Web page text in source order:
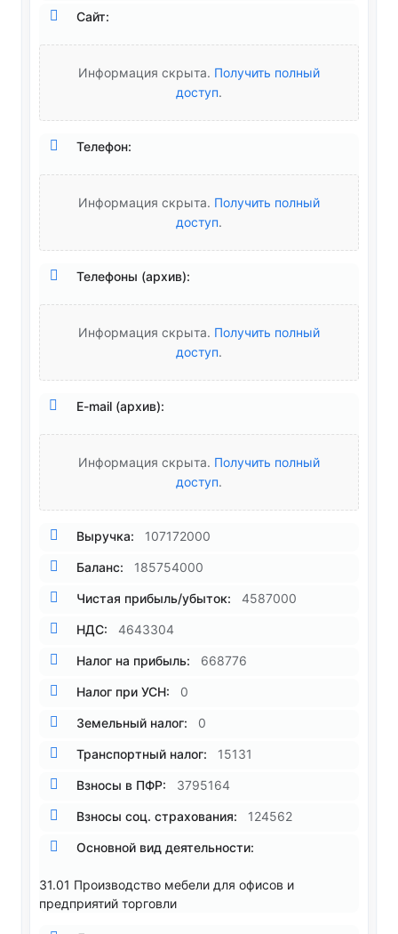
Сайт:
Информация скрыта. Получить полный
доступ.
Телефон:
Информация скрыта. Получить полный
доступ.
Телефоны (архив):
Информация скрыта. Получить полный
доступ.
E-mail (архив):
Информация скрыта. Получить полный
доступ.
Выручка: 107172000
Баланс: 185754000
Чистая прибыль/убыток: 4587000
НДС: 4643304
Налог на прибыль: 668776
Налог при УСН: 0
Земельный налог: 0
Транспортный налог: 15131
Взносы в ПФР: 3795164
Взносы соц. страхования: 124562
Основной вид деятельности:
31.01 Производство мебели для офисов и
предприятий торговли